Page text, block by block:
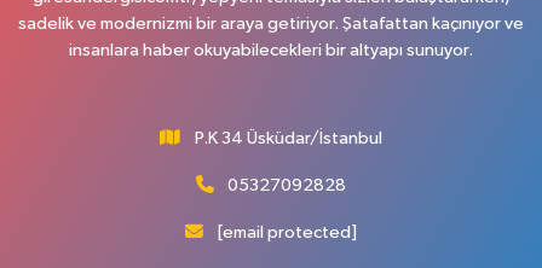
sadelik ve modernizmi bir araya getiriyor. Şatafattan kaçınıyor ve
insanlara haber okuyabilecekleri bir altyapı sunuyor.
P.K 34 Üsküdar/İstanbul
05327092828
[email protected]